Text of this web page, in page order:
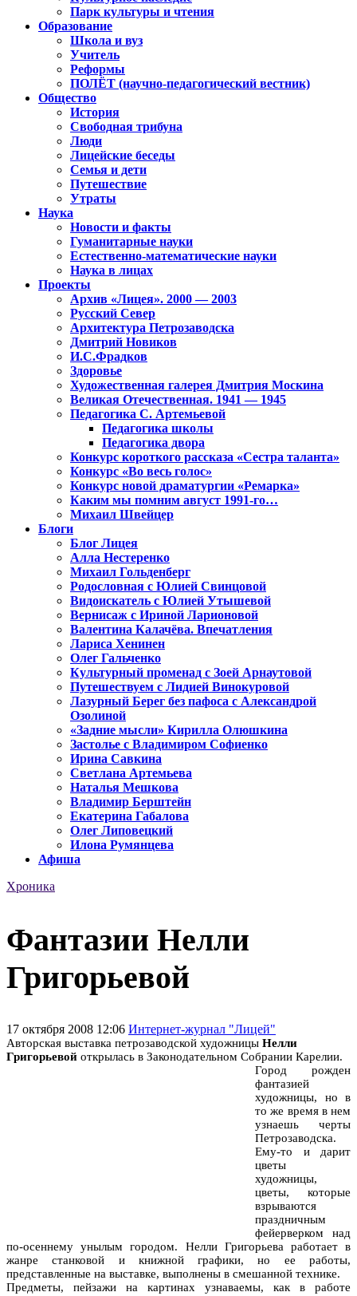
Парк культуры и чтения
Образование
Школа и вуз
Учитель
Реформы
ПОЛЁТ (научно-педагогический вестник)
Общество
История
Свободная трибуна
Люди
Лицейские беседы
Семья и дети
Путешествие
Утраты
Наука
Новости и факты
Гуманитарные науки
Естественно-математические науки
Наука в лицах
Проекты
Архив «Лицея». 2000 — 2003
Русский Север
Архитектура Петрозаводска
Дмитрий Новиков
И.С.Фрадков
Здоровье
Художественная галерея Дмитрия Москина
Великая Отечественная. 1941 — 1945
Педагогика С. Артемьевой
Педагогика школы
Педагогика двора
Конкурс короткого рассказа «Сестра таланта»
Конкурс «Во весь голос»
Конкурс новой драматургии «Ремарка»
Каким мы помним август 1991-го…
Михаил Швейцер
Блоги
Блог Лицея
Алла Нестеренко
Михаил Гольденберг
Родословная с Юлией Свинцовой
Видоискатель с Юлией Утышевой
Вернисаж с Ириной Ларионовой
Валентина Калачёва. Впечатления
Лариса Хенинен
Олег Гальченко
Культурный променад с Зоей Арнаутовой
Путешествуем с Лидией Винокуровой
Лазурный Берег без пафоса с Александрой
Озолиной
«Задние мысли» Кирилла Олюшкина
Застолье с Владимиром Софиенко
Ирина Савкина
Светлана Артемьева
Наталья Мешкова
Владимир Берштейн
Екатерина Габалова
Олег Липовецкий
Илона Румянцева
Афиша
Хроника
Фантазии Нелли
Григорьевой
17 октября 2008 12:06 Интернет-журнал "Лицей"
Авторская выставка петрозаводской художницы Нелли
Григорьевой открылась в Законодательном Собрании Карелии.
Город рожден
фантазией
художницы, но в
то же время в нем
узнаешь черты
Петрозаводска.
Ему-то и дарит
цветы
художницы,
цветы, которые
взрываются
праздничным
фейерверком над
по-осеннему унылым городом. Нелли Григорьева работает в
жанре станковой и книжной графики, но ее работы,
представленные на выставке, выполнены в смешанной технике.
Предметы, пейзажи на картинах узнаваемы, как в работе